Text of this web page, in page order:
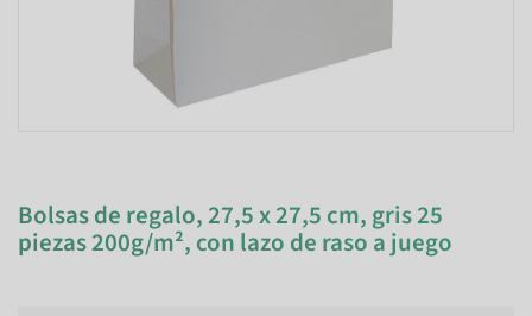
Bolsas de regalo, 27,5 x 27,5 cm, gris 25
piezas 200g/m², con lazo de raso a juego